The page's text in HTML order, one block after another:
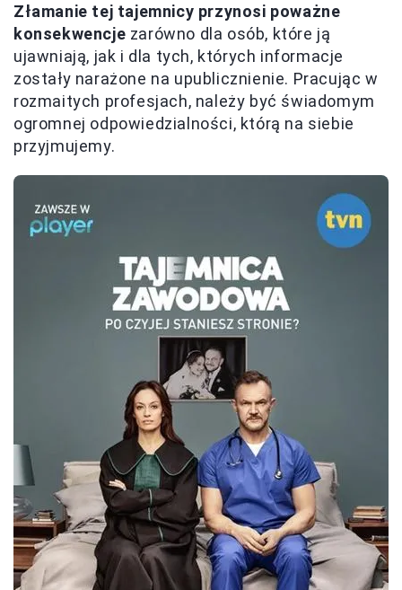
Złamanie tej tajemnicy przynosi poważne
konsekwencje zarówno dla osób, które ją
ujawniają, jak i dla tych, których informacje
zostały narażone na upublicznienie. Pracując w
rozmaitych profesjach, należy być świadomym
ogromnej odpowiedzialności, którą na siebie
przyjmujemy.